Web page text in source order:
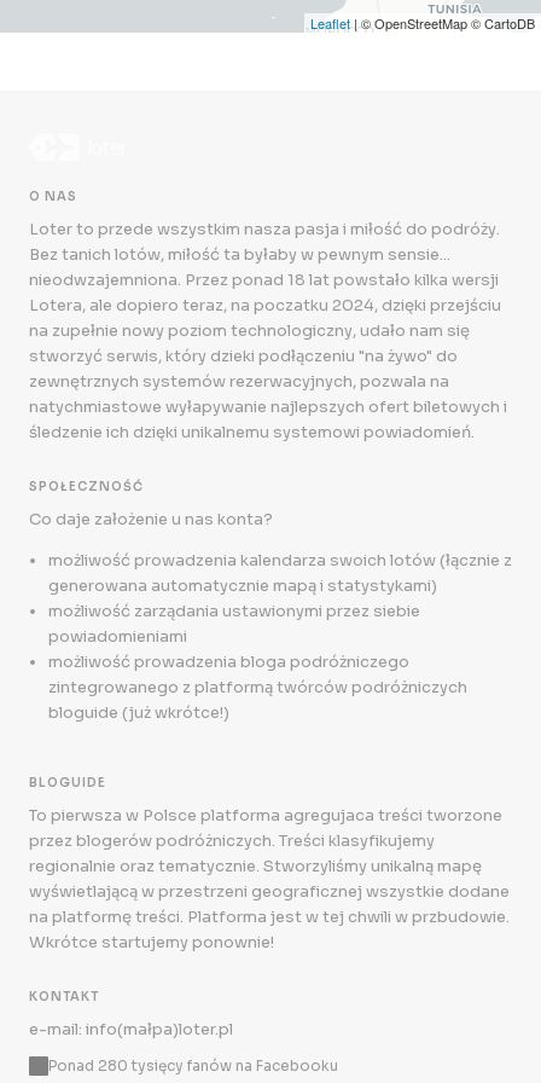
Leaflet| © OpenStreetMap © CartoDB
O NAS
Loter to przede wszystkim nasza pasja i miłość do podróży.
Bez tanich lotów, miłość ta byłaby w pewnym sensie...
nieodwzajemniona. Przez ponad 18 lat powstało kilka wersji
Lotera, ale dopiero teraz, na poczatku 2024, dzięki przejściu
na zupełnie nowy poziom technologiczny, udało nam się
stworzyć serwis, który dzieki podłączeniu "na żywo" do
zewnętrznych systemów rezerwacyjnych, pozwala na
natychmiastowe wyłapywanie najlepszych ofert biletowych i
śledzenie ich dzięki unikalnemu systemowi powiadomień.
SPOŁECZNOŚĆ
Co daje założenie u nas konta?
możliwość prowadzenia kalendarza swoich lotów (łącznie z
generowana automatycznie mapą i statystykami)
możliwość zarządania ustawionymi przez siebie
powiadomieniami
możliwość prowadzenia bloga podróżniczego
zintegrowanego z platformą twórców podróżniczych
bloguide (już wkrótce!)
BLOGUIDE
To pierwsza w Polsce platforma agregujaca treści tworzone
przez blogerów podróżniczych. Treści klasyfikujemy
regionalnie oraz tematycznie. Stworzyliśmy unikalną mapę
wyświetlającą w przestrzeni geograficznej wszystkie dodane
na platformę treści. Platforma jest w tej chwili w przbudowie.
Wkrótce startujemy ponownie!
KONTAKT
e-mail: info(małpa)loter.pl
Ponad 280 tysięcy fanów na Facebooku